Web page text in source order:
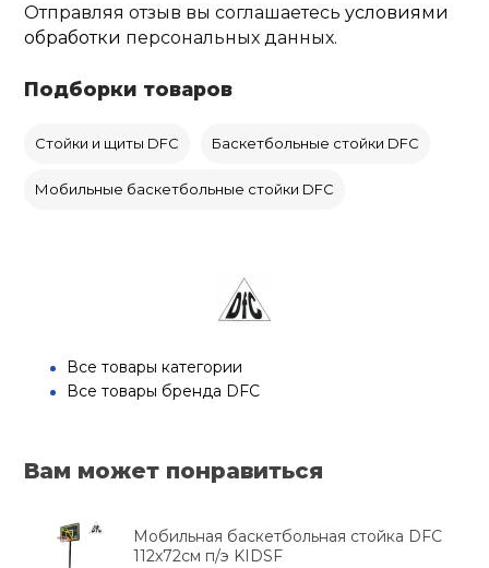
Отправляя отзыв вы соглашаетесьусловиями
обработки персональных данных.
Подборки товаров
Стойки и щиты DFC Баскетбольные стойки DFC
Мобильные баскетбольные стойки DFC
Все товары категории
Все товары бренда DFC
Вам может понравиться
Мобильная баскетбольная стойка DFC
112х72см п/э KIDSF